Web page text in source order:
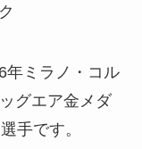
年ミラノ・コル
グエア金メダ
手です。